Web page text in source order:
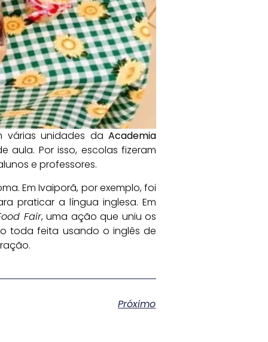
unidades da Academia
Por isso, escolas fizeram
e professores.
Em Ivaiporã, por exemplo, foi
praticar a língua inglesa. Em
Fair, uma ação que uniu os
toda feita usando o inglês de
Próximo